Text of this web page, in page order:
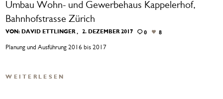
Umbau Wohn- und Gewerbehaus Kappelerhof,
Bahnhofstrasse Zürich
VON:DAVID ETTLINGER 2. DEZEMBER 2017 0 8
Planung und Ausführung 2016 bis 2017
WEITERLESEN